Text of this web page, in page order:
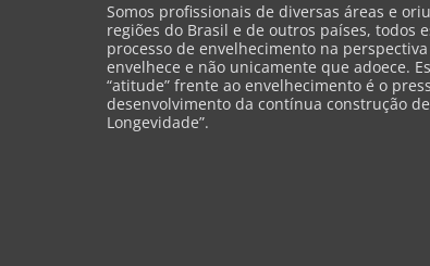
Somos profissionais de diversas áreas e
regiões do Brasil e de outros países, todos
processo de envelhecimento na
envelhece e não unicamente que adoece.
“atitude” frente ao envelhecimento é o
desenvolvimento da contínua construção
Longevidade”.